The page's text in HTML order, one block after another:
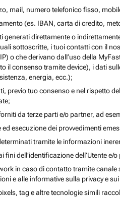
mail, numero telefonico fisso,
(es. IBAN, carta di credito,
generati direttamente o
sottoscritte, i tuoi contatti con il
o che derivano dall’uso della
il consenso tramite device), i dati
energia, ecc.);
previo tuo consenso e nel rispetto
da terze parti e/o partner, ad
esecuzione dei provvedimenti
tramite le informazioni
fini dell’identificazione dell’Utente
in caso di contatto tramite
e alle informative sulla privacy e
tag e altre tecnologie simili